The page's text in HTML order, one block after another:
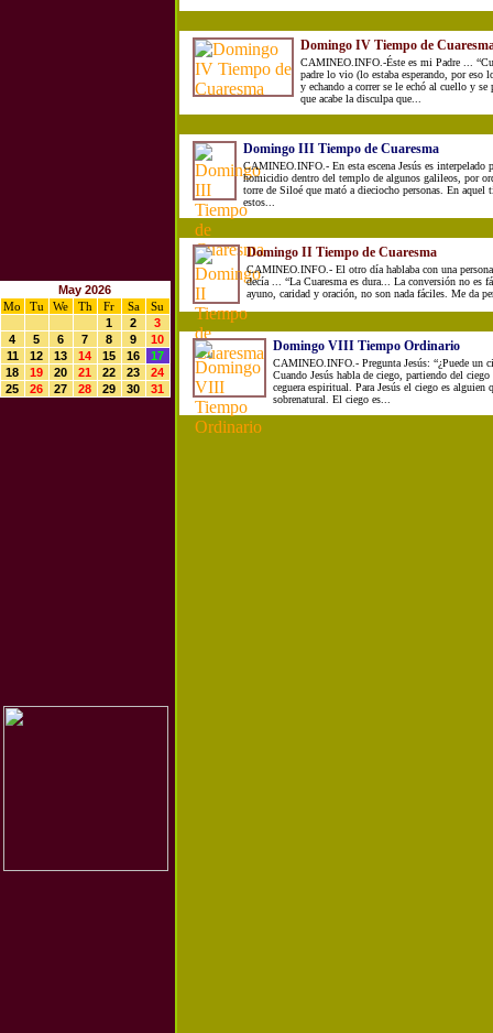
May 2026
Mo
Tu We Th Fr Sa
Su
1
2
3
4
5 6 7 8 9
10
11
12 13 14 15 16
17
18
19 20 21 22 23
24
25
26 27 28 29 30 31
Domingo IV Tiempo de
CAMINEO.INFO.-Éste es mi Padre ...
padre lo vio (lo estaba esperando, por
y echando a correr se le echó al cuello y
que acabe la disculpa que...
Domingo III Tiempo de Cuaresma
CAMINEO.INFO.- En esta escena Jesús es interpelado
homicidio dentro del templo de algunos galileos, por
torre de Siloé que mató a dieciocho personas. En aquel
estos...
Domingo II Tiempo de Cuaresma
CAMINEO.INFO.- El otro día hablaba con una
decía ... “La Cuaresma es dura... La conversión no es
ayuno, caridad y oración, no son nada fáciles. Me da
Domingo VIII Tiempo Ordinario
CAMINEO.INFO.- Pregunta Jesús: “¿Puede un
Cuando Jesús habla de ciego, partiendo del
ceguera espiritual. Para Jesús el ciego es alguien
sobrenatural. El ciego es...